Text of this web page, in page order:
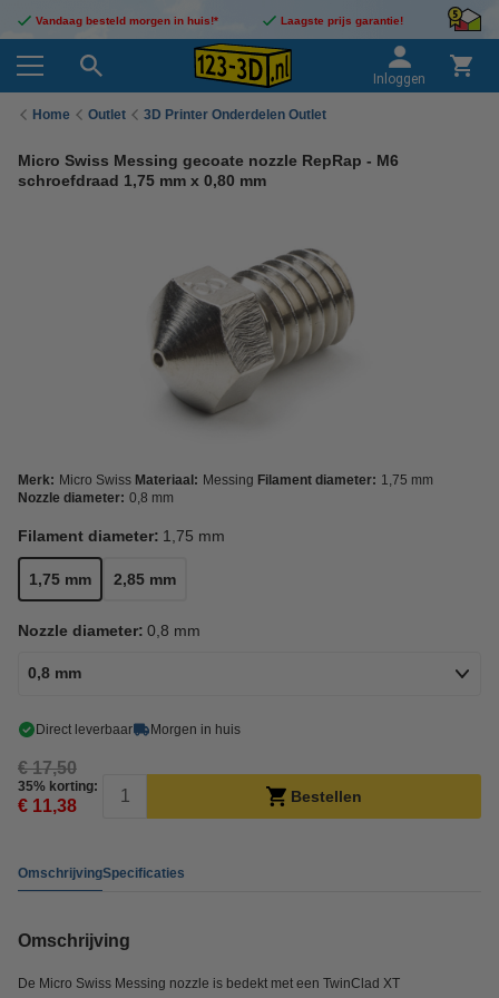
Vandaag besteld morgen in huis!* Laagste prijs garantie!
Inloggen
Home Outlet 3D Printer Onderdelen Outlet
Micro Swiss Messing gecoate nozzle RepRap - M6
schroefdraad 1,75 mm x 0,80 mm
Merk: Micro Swiss Materiaal: Messing Filament diameter: 1,75 mm
Nozzle diameter: 0,8 mm
Filament diameter: 1,75 mm
1,75 mm 2,85 mm
Nozzle diameter: 0,8 mm
0,8 mm
Direct leverbaar Morgen in huis
€ 17,50
35% korting:
€ 11,38 Bestellen
OmschrijvingSpecificaties
Omschrijving
De Micro Swiss Messing nozzle is bedekt met een TwinClad XT